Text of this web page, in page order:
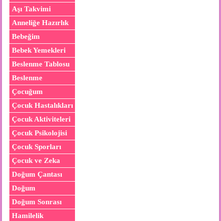
Aşı Takvimi
Anneliğe Hazırlık
Bebeğim
Bebek Yemekleri
Beslenme Tablosu
Beslenme
Çocuğum
Çocuk Hastalıkları
Çocuk Aktiviteleri
Çocuk Psikolojisi
Çocuk Sporları
Çocuk ve Zeka
Doğum Çantası
Doğum
Doğum Sonrası
Hamilelik